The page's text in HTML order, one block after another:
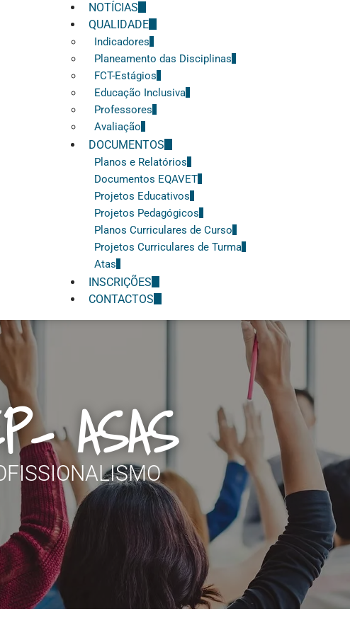
NOTÍCIAS
QUALIDADE
Indicadores
Planeamento das Disciplinas
FCT-Estágios
Educação Inclusiva
Professores
Avaliação
DOCUMENTOS
Planos e Relatórios
Documentos EQAVET
Projetos Educativos
Projetos Pedagógicos
Planos Curriculares de Curso
Projetos Curriculares de Turma
Atas
INSCRIÇÕES
CONTACTOS
ASAS